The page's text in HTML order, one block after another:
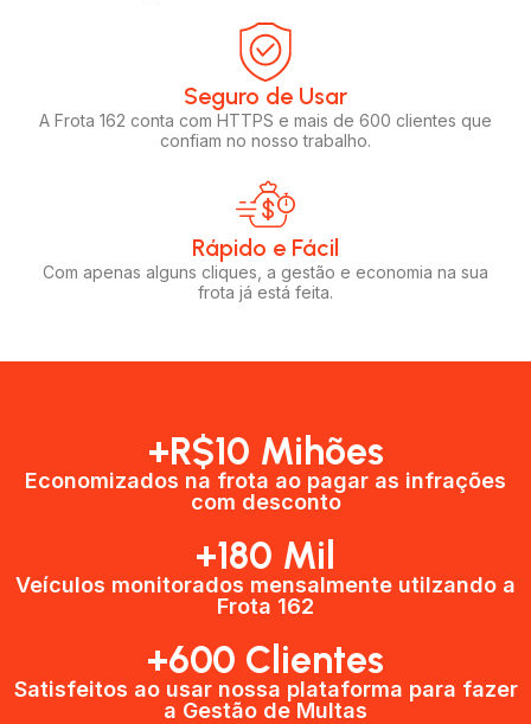
Seguro de Usar​
A Frota 162 conta com HTTPS e mais de 600 clientes que
confiam no nosso trabalho.
Rápido e Fácil​
Com apenas alguns cliques, a gestão e economia na sua
frota já está feita.
+R$10 Mihões
Economizados na frota ao pagar as infrações
com desconto
+180 Mil
Veículos monitorados mensalmente utilzando a
Frota 162
+600 Clientes​
Satisfeitos ao usar nossa plataforma para fazer
a Gestão de Multas​